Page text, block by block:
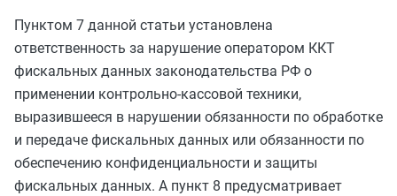
Пунктом 7 данной статьи установлена
ответственность за нарушение оператором ККТ
фискальных данных законодательства РФ о
применении контрольно-кассовой техники,
выразившееся в нарушении обязанности по обработке
и передаче фискальных данных или обязанности по
обеспечению конфиденциальности и защиты
фискальных данных. А пункт 8 предусматривает